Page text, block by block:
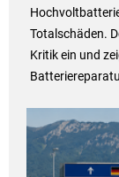
Totalschäden.
Kritik ein und